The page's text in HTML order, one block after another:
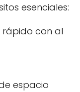
esenciales:
rápido con al
espacio